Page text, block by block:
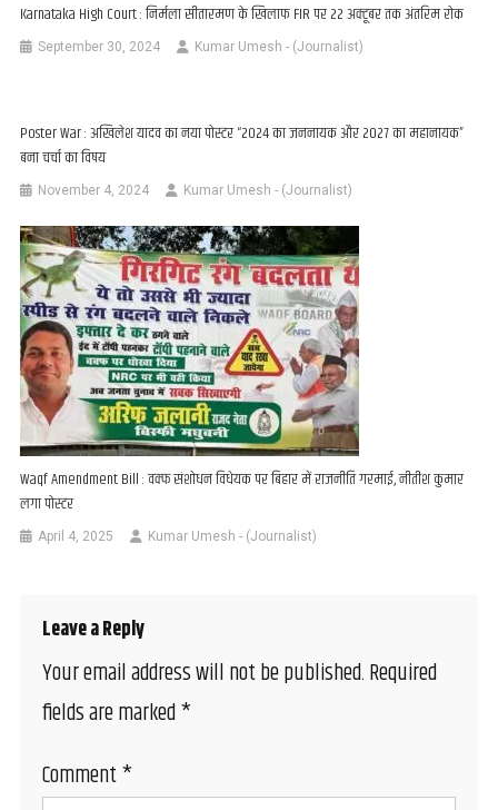
Karnataka High Court : निर्मला सीतारमण के खिलाफ FIR पर 22 अक्टूबर तक अंतरिम रोक
September 30, 2024 Kumar Umesh - (Journalist)
Poster War : अखिलेश यादव का नया पोस्टर “2024 का जननायक और 2027 का महानायक”
बना चर्चा का विषय
November 4, 2024 Kumar Umesh - (Journalist)
Waqf Amendment Bill : वक्फ संशोधन विधेयक पर बिहार में राजनीति गरमाई, नीतीश कुमार
लगा पोस्टर
April 4, 2025 Kumar Umesh - (Journalist)
Leave a Reply
Your email address will not be published.Required
fields are marked*
Comment*